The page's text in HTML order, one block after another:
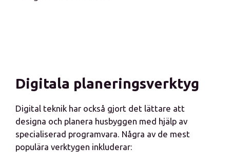
Digitala planeringsverktyg
Digital teknik har också gjort det lättare att
designa och planera husbyggen med hjälp av
specialiserad programvara. Några av de mest
populära verktygen inkluderar: